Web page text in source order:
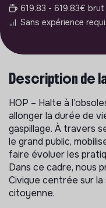
619.83 - 619.83€ brut
Sans expérience
Description de
HOP – Halte à
allonger la durée de
gaspillage. À travers
le grand public,
faire évoluer les
Dans ce cadre, nous
Civique centrée sur
citoyenne.